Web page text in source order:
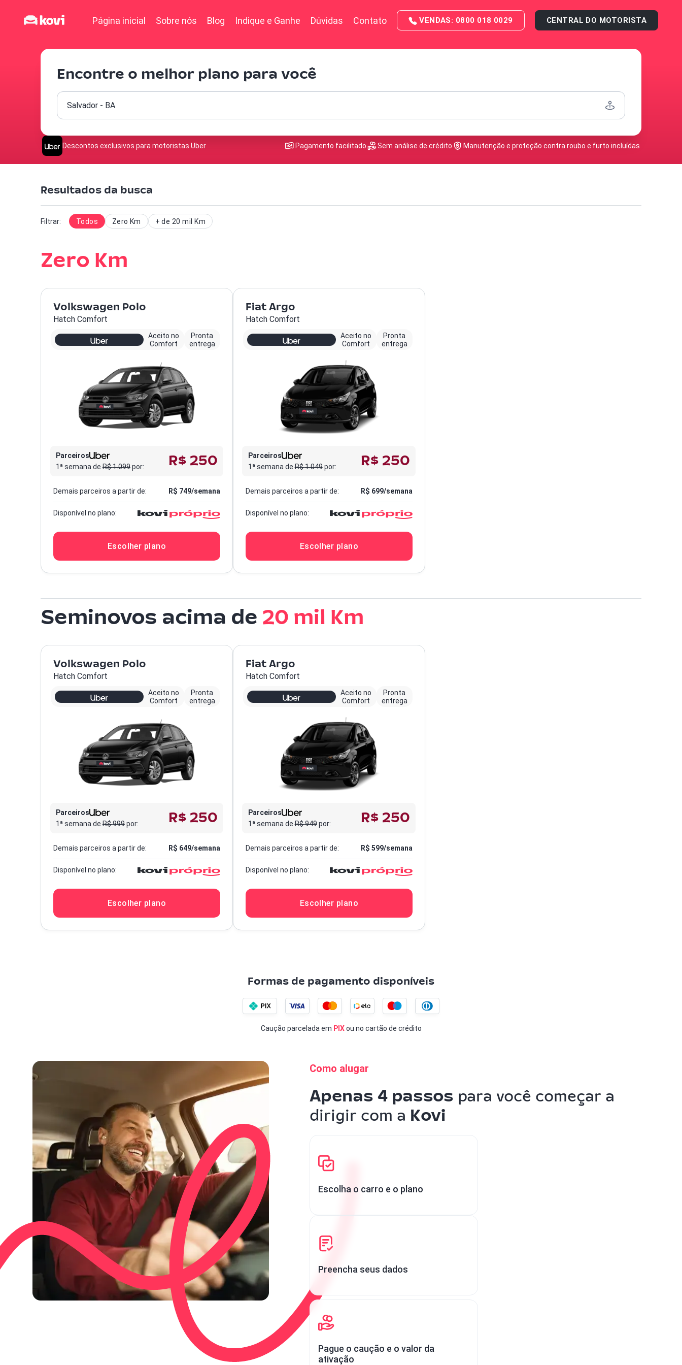
Página inicial Sobre nós Blog Indique e Ganhe Dúvidas Contato VENDAS: 0800 018 0029 CENTRAL DO MOTORISTA
Encontre o melhor plano para você
Descontos exclusivos para motoristas Uber Pagamento facilitado Sem análise de crédito Manutenção e proteção contra roubo e furto incluídas
Resultados da busca
Filtrar: Todos Zero Km + de 20 mil Km
Zero Km
Volkswagen Polo
Hatch Comfort
Aceito no
Comfort
Pronta
entrega
Parceiros
1ª semana deR$1.099por: R$ 250
Demais parceiros a partir de: R$ 749/semana
Disponível no plano:
Escolher plano
Fiat Argo
Hatch Comfort
Aceito no
Comfort
Pronta
entrega
Parceiros
1ª semana deR$1.049por: R$ 250
Demais parceiros a partir de: R$ 699/semana
Disponível no plano:
Escolher plano
Seminovos acima de20 mil Km
Volkswagen Polo
Hatch Comfort
Aceito no
Comfort
Pronta
entrega
Parceiros
1ª semana deR$999por: R$ 250
Demais parceiros a partir de: R$ 649/semana
Disponível no plano:
Escolher plano
Fiat Argo
Hatch Comfort
Aceito no
Comfort
Pronta
entrega
Parceiros
1ª semana deR$949por: R$ 250
Demais parceiros a partir de: R$ 599/semana
Disponível no plano:
Escolher plano
Formas de pagamento disponíveis
Caução parcelada em PIXou no cartão de crédito
Como alugar
Apenas 4 passos para você começar a
dirigir com a Kovi
Escolha o carro e o plano
Preencha seus dados
Pague o caução e o valor da
ativação